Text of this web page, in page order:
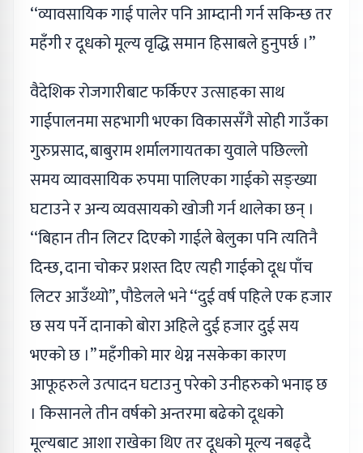
‘‘व्यावसायिक गाई पालेर पनि आम्दानी गर्न सकिन्छ तर
महँगी र दूधको मूल्य वृद्धि समान हिसाबले हुनुपर्छ ।’’
वैदेशिक रोजगारीबाट फर्किएर उत्साहका साथ
गाईपालनमा सहभागी भएका विकाससँगै सोही गाउँका
गुरुप्रसाद, बाबुराम शर्मालगायतका युवाले पछिल्लो
समय व्यावसायिक रुपमा पालिएका गाईको सङ्ख्या
घटाउने र अन्य व्यवसायको खोजी गर्न थालेका छन् ।
‘‘बिहान तीन लिटर दिएको गाईले बेलुका पनि त्यतिनै
दिन्छ, दाना चोकर प्रशस्त दिए त्यही गाईको दूध पाँच
लिटर आउँथ्यो’’, पौडेलले भने ‘‘दुई वर्ष पहिले एक हजार
छ सय पर्ने दानाको बोरा अहिले दुई हजार दुई सय
भएको छ ।’’ महँगीको मार थेग्न नसकेका कारण
आफूहरुले उत्पादन घटाउनु परेको उनीहरुको भनाइ छ
। किसानले तीन वर्षको अन्तरमा बढेको दूधको
मूल्यबाट आशा राखेका थिए तर दूधको मूल्य नबढ्दै